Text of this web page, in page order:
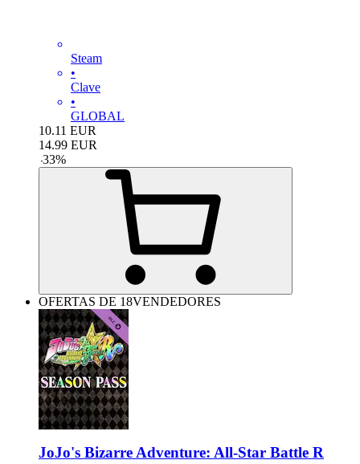
Steam
•
Clave
•
GLOBAL
10.11 EUR
14.99 EUR
-33%
OFERTAS DE 18VENDEDORES
JoJo's Bizarre Adventure: All-Star Battle R